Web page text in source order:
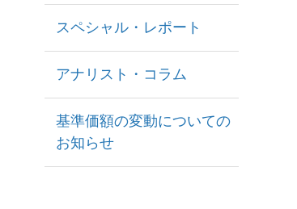
スペシャル・レポート
アナリスト・コラム
基準価額の変動についての
お知らせ